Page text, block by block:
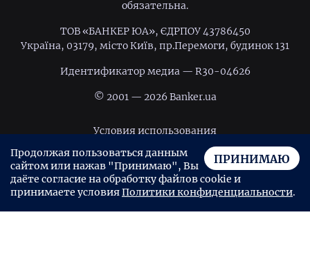
обязательна.
ТОВ «БАНКЕР ЮА», ЄДРПОУ 43786450
Україна, 03179, місто Київ, пр.Перемоги, будинок 131
Идентификатор медиа — R30-04626
© 2001 — 2026 Banker.ua
Условия использования
Политика конфиденциальности
Пользовательское соглашение
ПРИНИМАЮ
Продолжая пользоваться данным
сайтом или нажав "Принимаю", Вы
даёте согласие на обработку файлов cookie и
принимаете условияПолитики конфиденциальности.